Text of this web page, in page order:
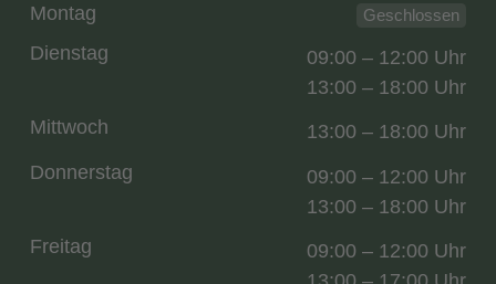
Montag Geschlossen
Dienstag
09:00 – 12:00 Uhr
13:00 – 18:00 Uhr
Mittwoch
13:00 – 18:00 Uhr
Donnerstag
09:00 – 12:00 Uhr
13:00 – 18:00 Uhr
Freitag
09:00 – 12:00 Uhr